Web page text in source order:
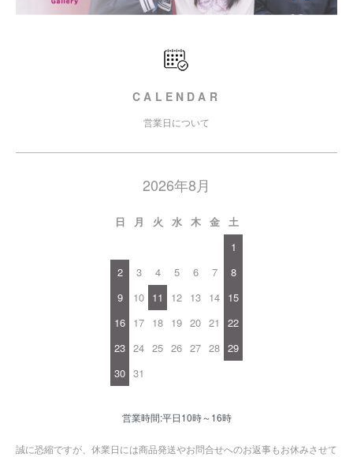
CALENDAR
営業日について
2026年8月
日 月 火 水 木 金
土
1
2
3 4 5 6 7
8
9
10 11 12 13 14 15
16 17 18 19 20 21
22
23 24 25 26 27 28 29
30 31
営業時間:平日10時～16時
誠に恐縮ですが、休業日には商品発送やお問合せへのお返事もお休みさせて